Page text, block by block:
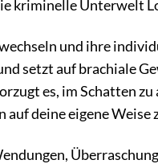
kriminelle Unterwelt
und ihre
setzt auf brachiale
es, im Schatten
deine eigene Weise